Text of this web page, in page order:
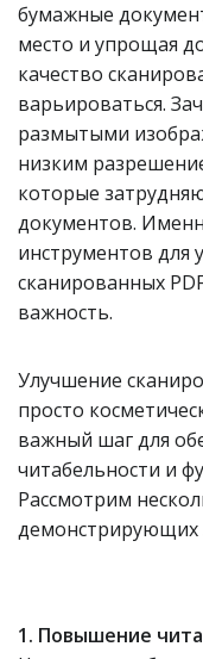
бумажные
место и упрощая
качество
варьироваться.
размытыми
низким
которые
документов.
инструментов для
сканированных
важность.
Улучшение
просто
важный шаг для
читабельности и
Рассмотрим
демонстрирующих
1. Повышение